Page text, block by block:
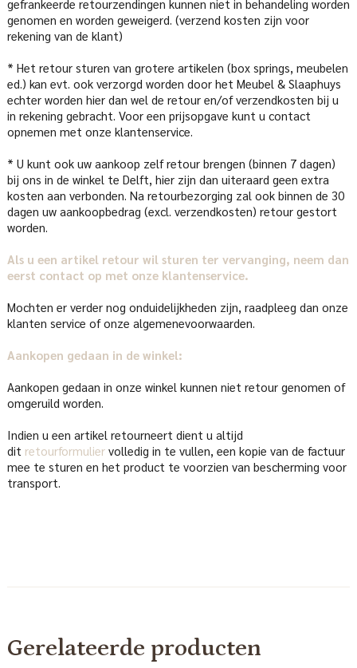
gefrankeerde retourzendingen kunnen niet in behandeling worden
genomen en worden geweigerd. (verzend kosten zijn voor
rekening van de klant)
* Het retour sturen van grotere artikelen (box springs, meubelen
ed.) kan evt. ook verzorgd worden door het Meubel & Slaaphuys
echter worden hier dan wel de retour en/of verzendkosten bij u
in rekening gebracht. Voor een prijsopgave kunt u contact
opnemen met onze klantenservice.
* U kunt ook uw aankoop zelf retour brengen (binnen 7 dagen)
bij ons in de winkel te Delft, hier zijn dan uiteraard geen extra
kosten aan verbonden. Na retourbezorging zal ook binnen de 30
dagen uw aankoopbedrag (excl. verzendkosten) retour gestort
worden.
Als u een artikel retour wil sturen ter vervanging, neem dan
eerst contact op met onze klantenservice.
Mochten er verder nog onduidelijkheden zijn, raadpleeg dan onze
klanten service of onze algemenevoorwaarden.
Aankopen gedaan in de winkel:
Aankopen gedaan in onze winkel kunnen niet retour genomen of
omgeruild worden.
Indien u een artikel retourneert dient u altijd
dit retourformuliervolledig in te vullen, een kopie van de factuur
mee te sturen en het product te voorzien van bescherming voor
transport.
Gerelateerde producten